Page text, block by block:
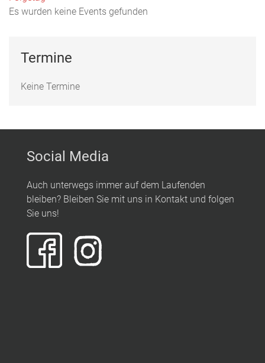
Es wurden keine Events gefunden
Termine
Keine Termine
Social Media
Auch unterwegs immer auf dem Laufenden
bleiben? Bleiben Sie mit uns in Kontakt und folgen
Sie uns!